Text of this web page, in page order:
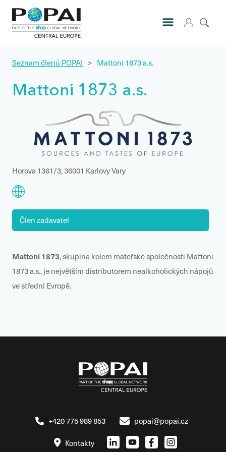
Seznam členů POPAI > Mattoni 1873 a.s.
Mattoni 1873 a.s.
Horova 1361/3, 36001 Karlovy Vary
Člen zadavatel
Mattoni 1873, skupina kolem mateřské společnosti Mattoni
1873 a.s., je největším distributorem nealkoholických nápojů
ve střední Evropě.
+420 775 989 853 popai@popai.cz
Kontakty